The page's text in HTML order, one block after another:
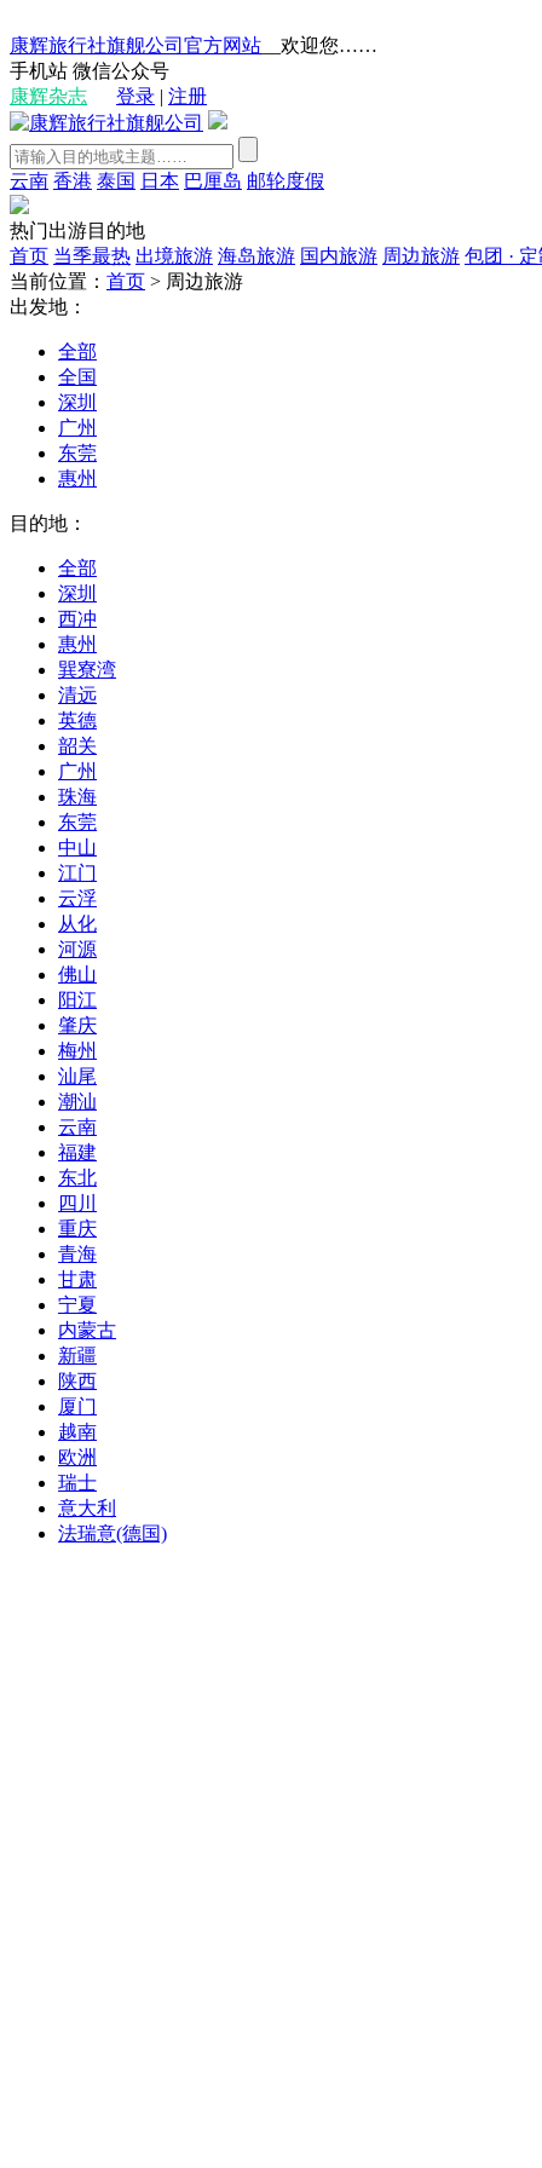
康辉旅行社旗舰公司官方网站 __欢迎您……
手机站 微信公众号
康辉杂志
登录 | 注册
云南 香港 泰国 日本 巴厘岛 邮轮度假
热门出游目的地
首页 当季最热 出境旅游 海岛旅游 国内旅游 周边旅游 包团 ·
当前位置： 首页 > 周边旅游
出发地：
全部
全国
深圳
广州
东莞
惠州
目的地：
全部
深圳
西冲
惠州
巽寮湾
清远
英德
韶关
广州
珠海
东莞
中山
江门
云浮
从化
河源
佛山
阳江
肇庆
梅州
汕尾
潮汕
云南
福建
东北
四川
重庆
青海
甘肃
宁夏
内蒙古
新疆
陕西
厦门
越南
欧洲
瑞士
意大利
法瑞意(德国)